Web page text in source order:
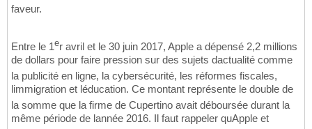
faveur.
Entre le 1er avril et le 30 juin 2017, Apple a dépensé 2,2 millions
de dollars pour faire pression sur des sujets dactualité comme
la publicité en ligne, la cybersécurité, les réformes fiscales,
limmigration et léducation. Ce montant représente le double de
la somme que la firme de Cupertino avait déboursée durant la
même période de lannée 2016. Il faut rappeler quApple et